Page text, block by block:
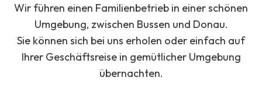
Wir führen einen Familienbetrieb in einer schönen
Umgebung, zwischen Bussen und Donau.
Sie können sich bei uns erholen oder einfach auf
Ihrer Geschäftsreise in gemütlicher Umgebung
übernachten.